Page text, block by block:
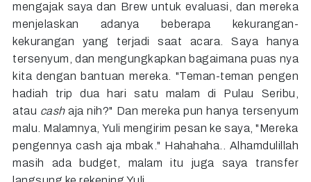
mengajak saya dan Brew untuk evaluasi, dan mereka
menjelaskan adanya beberapa kekurangan-
kekurangan yang terjadi saat acara. Saya hanya
tersenyum, dan mengungkapkan bagaimana puas nya
kita dengan bantuan mereka. "Teman-teman pengen
hadiah trip dua hari satu malam di Pulau Seribu,
atau cashaja nih?" Dan mereka pun hanya tersenyum
malu. Malamnya, Yuli mengirim pesan ke saya, "Mereka
pengennya cash aja mbak." Hahahaha.. Alhamdulillah
masih ada budget, malam itu juga saya transfer